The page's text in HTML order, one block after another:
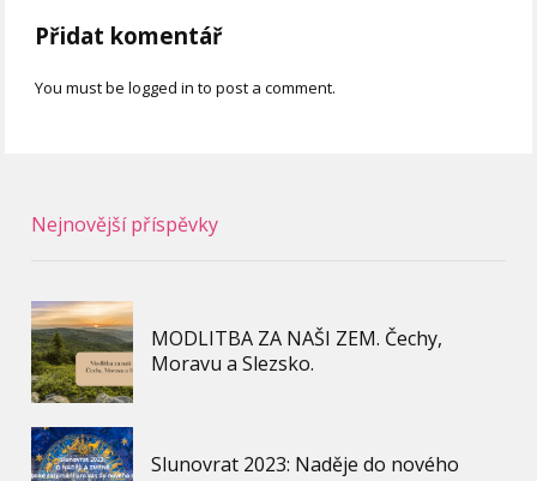
Přidat komentář
You must be logged in to post a comment.
Nejnovější příspěvky
MODLITBA ZA NAŠI ZEM. Čechy,
Moravu a Slezsko.
Slunovrat 2023: Naděje do nového